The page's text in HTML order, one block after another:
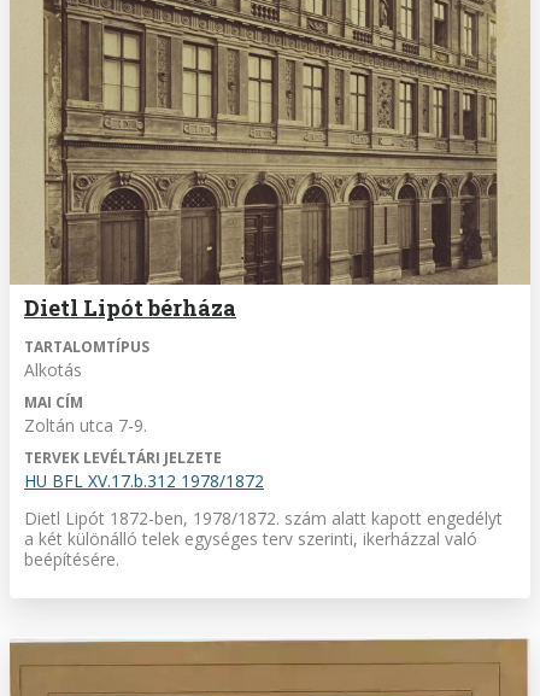
Dietl Lipót bérháza
TARTALOMTÍPUS
Alkotás
MAI CÍM
Zoltán utca 7-9.
TERVEK LEVÉLTÁRI JELZETE
HU BFL XV.17.b.312 1978/1872
Dietl Lipót 1872-ben, 1978/1872. szám alatt kapott engedélyt
a két különálló telek egységes terv szerinti, ikerházzal való
beépítésére.